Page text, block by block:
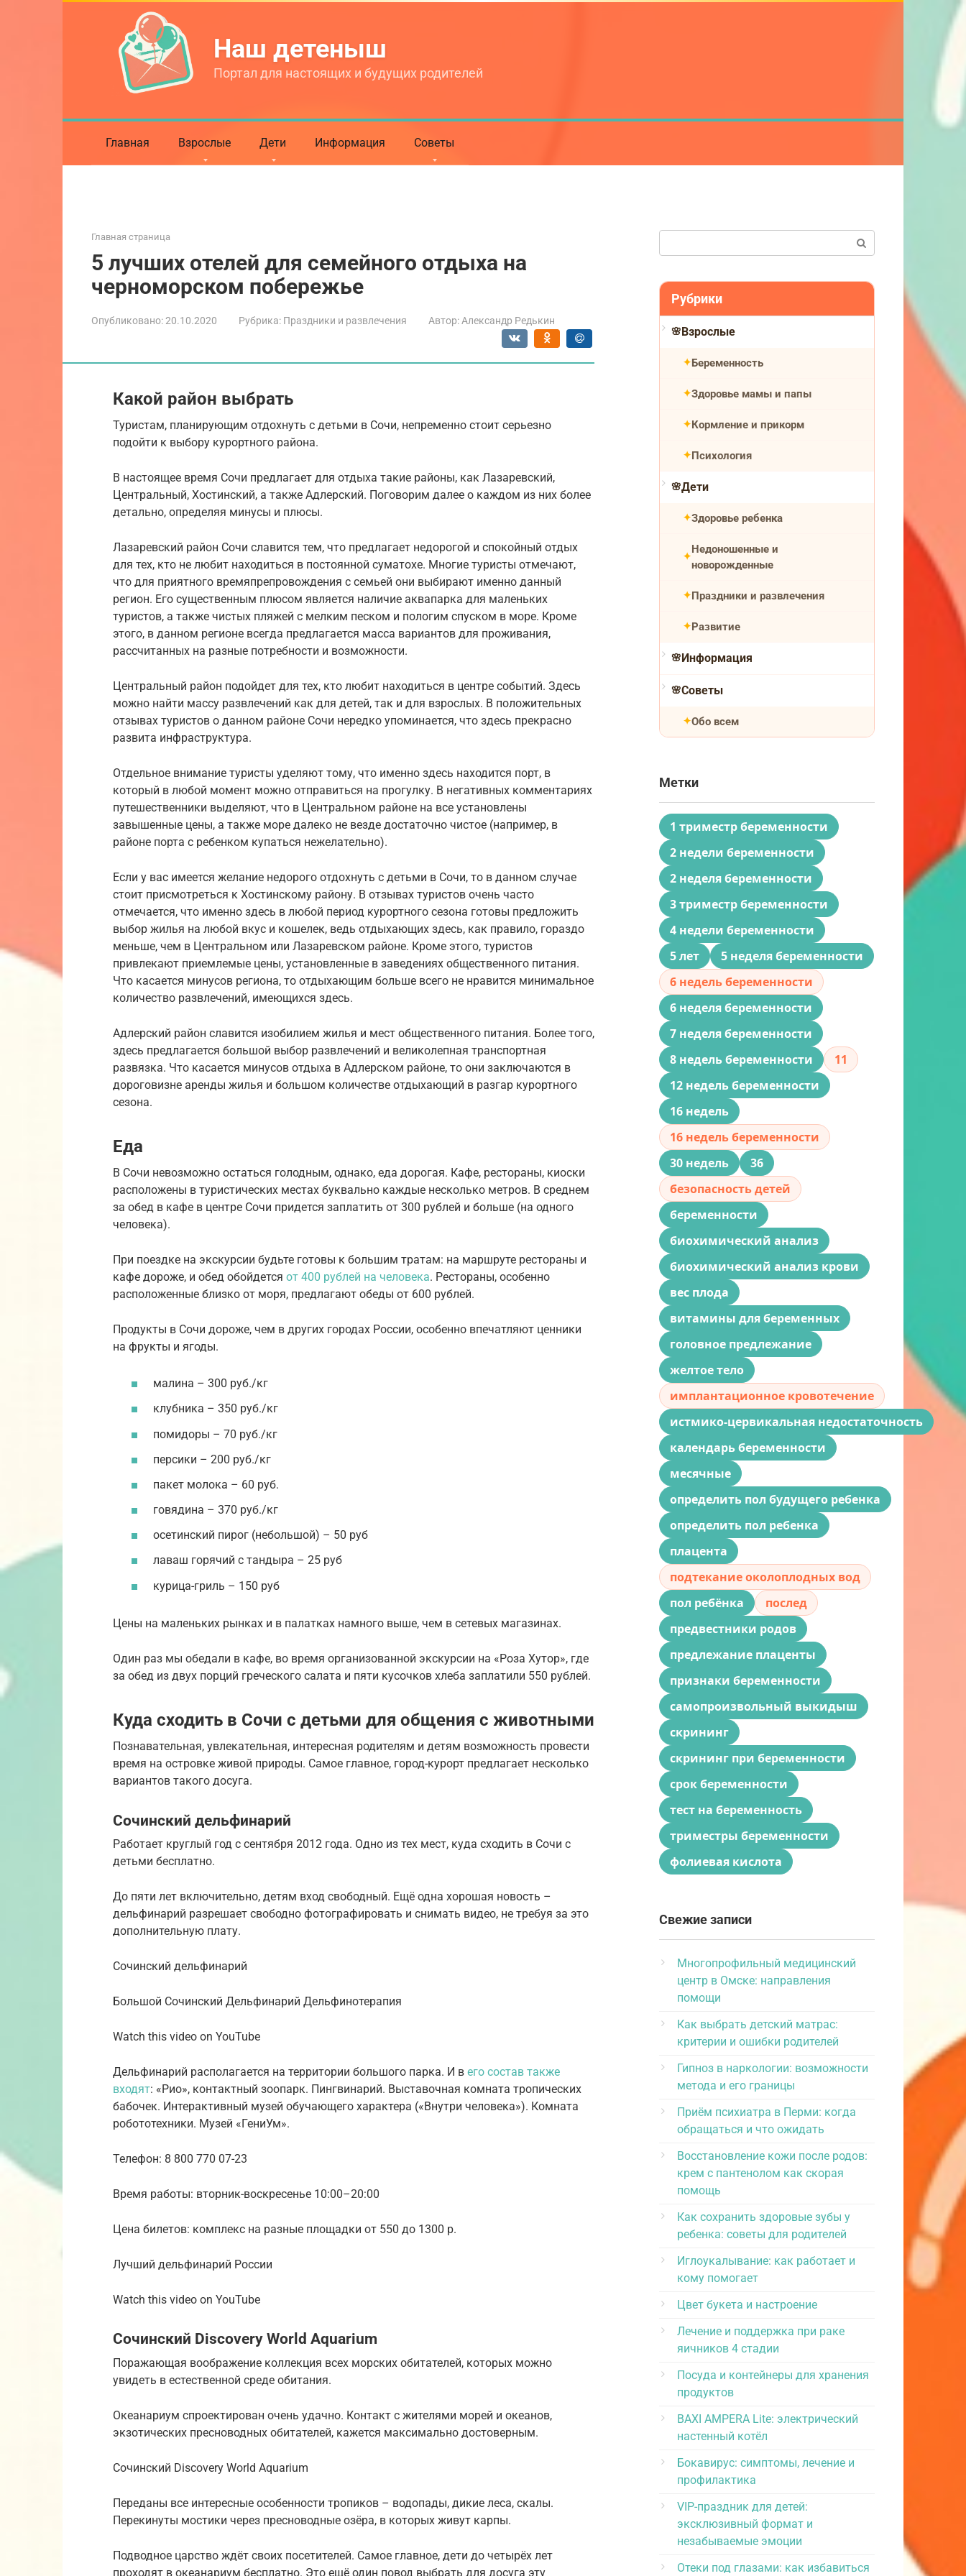
Наш детеныш
Портал для настоящих и будущих родителей
Главная Взрослые Дети Информация Советы
Главная страница
5 лучших отелей для семейного отдыха на
черноморском побережье
Опубликовано:20.10.2020 Рубрика: Праздники и развлечения Автор: Александр Редькин
Какой район выбрать
Туристам, планирующим отдохнуть с детьми в Сочи, непременно стоит серьезно
подойти к выбору курортного района.
В настоящее время Сочи предлагает для отдыха такие районы, как Лазаревский,
Центральный, Хостинский, а также Адлерский. Поговорим далее о каждом из них более
детально, определяя минусы и плюсы.
Лазаревский район Сочи славится тем, что предлагает недорогой и спокойный отдых
для тех, кто не любит находиться в постоянной суматохе. Многие туристы отмечают,
что для приятного времяпрепровождения с семьей они выбирают именно данный
регион. Его существенным плюсом является наличие аквапарка для маленьких
туристов, а также чистых пляжей с мелким песком и пологим спуском в море. Кроме
этого, в данном регионе всегда предлагается масса вариантов для проживания,
рассчитанных на разные потребности и возможности.
Центральный район подойдет для тех, кто любит находиться в центре событий. Здесь
можно найти массу развлечений как для детей, так и для взрослых. В положительных
отзывах туристов о данном районе Сочи нередко упоминается, что здесь прекрасно
развита инфраструктура.
Отдельное внимание туристы уделяют тому, что именно здесь находится порт, в
который в любой момент можно отправиться на прогулку. В негативных комментариях
путешественники выделяют, что в Центральном районе на все установлены
завышенные цены, а также море далеко не везде достаточно чистое (например, в
районе порта с ребенком купаться нежелательно).
Если у вас имеется желание недорого отдохнуть с детьми в Сочи, то в данном случае
стоит присмотреться к Хостинскому району. В отзывах туристов очень часто
отмечается, что именно здесь в любой период курортного сезона готовы предложить
выбор жилья на любой вкус и кошелек, ведь отдыхающих здесь, как правило, гораздо
меньше, чем в Центральном или Лазаревском районе. Кроме этого, туристов
привлекают приемлемые цены, установленные в заведениях общественного питания.
Что касается минусов региона, то отдыхающим больше всего не нравится минимальное
количество развлечений, имеющихся здесь.
Адлерский район славится изобилием жилья и мест общественного питания. Более того,
здесь предлагается большой выбор развлечений и великолепная транспортная
развязка. Что касается минусов отдыха в Адлерском районе, то они заключаются в
дороговизне аренды жилья и большом количестве отдыхающий в разгар курортного
сезона.
Еда
В Сочи невозможно остаться голодным, однако, еда дорогая. Кафе, рестораны, киоски
расположены в туристических местах буквально каждые несколько метров. В среднем
за обед в кафе в центре Сочи придется заплатить от 300 рублей и больше (на одного
человека).
При поездке на экскурсии будьте готовы к большим тратам: на маршруте рестораны и
кафе дороже, и обед обойдется от 400 рублей на человека. Рестораны, особенно
расположенные близко от моря, предлагают обеды от 600 рублей.
Продукты в Сочи дороже, чем в других городах России, особенно впечатляют ценники
на фрукты и ягоды.
малина – 300 руб./кг
клубника – 350 руб./кг
помидоры – 70 руб./кг
персики – 200 руб./кг
пакет молока – 60 руб.
говядина – 370 руб./кг
осетинский пирог (небольшой) – 50 руб
лаваш горячий с тандыра – 25 руб
курица-гриль – 150 руб
Цены на маленьких рынках и в палатках намного выше, чем в сетевых магазинах.
Один раз мы обедали в кафе, во время организованной экскурсии на «Роза Хутор», где
за обед из двух порций греческого салата и пяти кусочков хлеба заплатили 550 рублей.
Куда сходить в Сочи с детьми для общения с животными
Познавательная, увлекательная, интересная родителям и детям возможность провести
время на островке живой природы. Самое главное, город-курорт предлагает несколько
вариантов такого досуга.
Сочинский дельфинарий
Работает круглый год с сентября 2012 года. Одно из тех мест, куда сходить в Сочи с
детьми бесплатно.
До пяти лет включительно, детям вход свободный. Ещё одна хорошая новость –
дельфинарий разрешает свободно фотографировать и снимать видео, не требуя за это
дополнительную плату.
Сочинский дельфинарий
Большой Сочинский Дельфинарий Дельфинотерапия
Watch this video on YouTube
Дельфинарий располагается на территории большого парка. И в его состав также
входят: «Рио», контактный зоопарк. Пингвинарий. Выставочная комната тропических
бабочек. Интерактивный музей обучающего характера («Внутри человека»). Комната
робототехники. Музей «ГениУм».
Телефон: 8 800 770 07-23
Время работы: вторник-воскресенье 10:00–20:00
Цена билетов: комплекс на разные площадки от 550 до 1300 р.
Лучший дельфинарий России
Watch this video on YouTube
Сочинский Discovery World Aquarium
Поражающая воображение коллекция всех морских обитателей, которых можно
увидеть в естественной среде обитания.
Океанариум спроектирован очень удачно. Контакт с жителями морей и океанов,
экзотических пресноводных обитателей, кажется максимально достоверным.
Сочинский Discovery World Aquarium
Переданы все интересные особенности тропиков – водопады, дикие леса, скалы.
Перекинуты мостики через пресноводные озёра, в которых живут карпы.
Подводное царство ждёт своих посетителей. Самое главное, дети до четырёх лет
проходят в океанариум бесплатно. Это ещё один повод выбрать для досуга эту
Рубрики
Взрослые
Беременность
Здоровье мамы и папы
Кормление и прикорм
Психология
Дети
Здоровье ребенка
Недоношенные и
новорожденные
Праздники и развлечения
Развитие
Информация
Советы
Обо всем
Метки
1 триместр беременности
2 недели беременности
2 неделя беременности
3 триместр беременности
4 недели беременности
5 лет
5 неделя беременности
6 недель беременности
6 неделя беременности
7 неделя беременности
8 недель беременности
11
12 недель беременности
16 недель
16 недель беременности
30 недель
36
безопасность детей
беременности
биохимический анализ
биохимический анализ крови
вес плода
витамины для беременных
головное предлежание
желтое тело
имплантационное кровотечение
истмико-цервикальная недостаточность
календарь беременности
месячные
определить пол будущего ребенка
определить пол ребенка
плацента
подтекание околоплодных вод
пол ребёнка
послед
предвестники родов
предлежание плаценты
признаки беременности
самопроизвольный выкидыш
скрининг
скрининг при беременности
срок беременности
тест на беременность
триместры беременности
фолиевая кислота
Свежие записи
Многопрофильный медицинский
центр в Омске: направления
помощи
Как выбрать детский матрас:
критерии и ошибки родителей
Гипноз в наркологии: возможности
метода и его границы
Приём психиатра в Перми: когда
обращаться и что ожидать
Восстановление кожи после родов:
крем с пантенолом как скорая
помощь
Как сохранить здоровые зубы у
ребенка: советы для родителей
Иглоукалывание: как работает и
кому помогает
Цвет букета и настроение
Лечение и поддержка при раке
яичников 4 стадии
Посуда и контейнеры для хранения
продуктов
BAXI AMPERA Lite: электрический
настенный котёл
Бокавирус: симптомы, лечение и
профилактика
VIP-праздник для детей:
эксклюзивный формат и
незабываемые эмоции
Отеки под глазами: как избавиться